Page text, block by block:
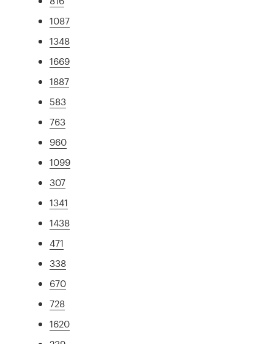
1087
1348
1669
1887
583
763
960
1099
307
1341
1438
471
338
670
728
1620